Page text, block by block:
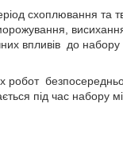
схоплювання та
впливів до
робот
під час набору